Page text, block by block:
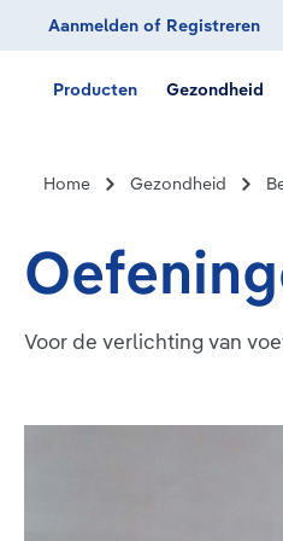
Ga naar de hoofdnavigatie
Aanmelden of Registreren
Producten Gezondheid
Home Gezondheid
Voor de verlichting van